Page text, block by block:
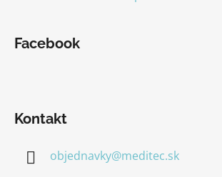
Facebook
Kontakt
objednavky@meditec.sk